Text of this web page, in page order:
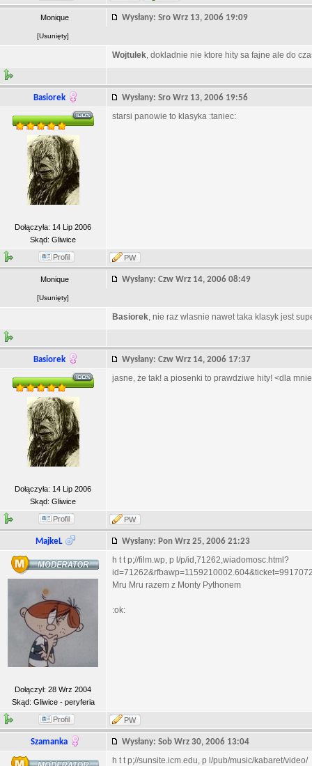
Monique
[Usunięty]
Wysłany: Sro Wrz 13, 2006 19:09
Wojtulek, dokladnie nie ktore hity sa fajne ale do
Basiorek Wysłany: Sro Wrz 13, 2006 19:56
Dołączyła: 14 Lip 2006
Skąd: Gliwice
starsi panowie to klasyka :taniec:
Profil PW
Monique
[Usunięty]
Wysłany: Czw Wrz 14, 2006 08:49
Basiorek, nie raz wlasnie nawet taka klasyk jest
Basiorek Wysłany: Czw Wrz 14, 2006 17:37
Dołączyła: 14 Lip 2006
Skąd: Gliwice
jasne, że tak! a piosenki to prawdziwe hity! <dla
Profil PW
MajkeL Wysłany: Pon Wrz 25, 2006 21:23
Dołączył: 28 Wrz 2004
Skąd: Gliwice - peryferia
h t t p;//film.wp, p l/p/id,71262,wiadomosc.html?
Mru Mru razem z Monty Pythonem
:ok:
Profil PW
Szamanka Wysłany: Sob Wrz 30, 2006 13:04
h t t p;//sunsite.icm.edu, p l/pub/music/kabaret/video/